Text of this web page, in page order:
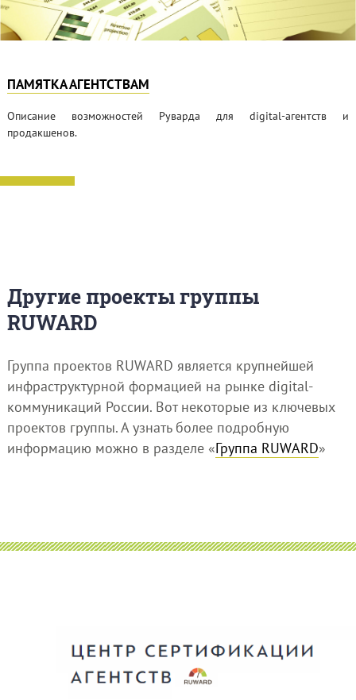
ПАМЯТКА АГЕНТСТВАМ
Описание возможностей Руварда для digital-агентств и
продакшенов.
Другие проекты группы
RUWARD
Группа проектов RUWARD является крупнейшей
инфраструктурной формацией на рынке digital-
коммуникаций России. Вот некоторые из ключевых
проектов группы. А узнать более подробную
информацию можно в разделе «Группа RUWARD»